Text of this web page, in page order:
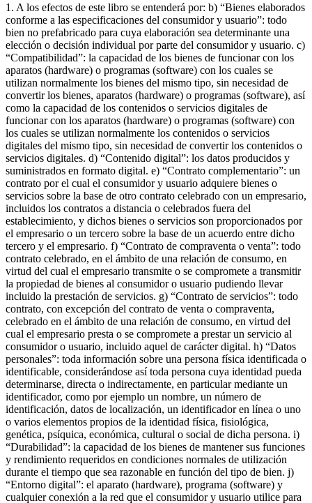
1. A los efectos de este libro se entenderá por: b) “Bienes elaborados
conforme a las especificaciones del consumidor y usuario”: todo
bien no prefabricado para cuya elaboración sea determinante una
elección o decisión individual por parte del consumidor y usuario. c)
“Compatibilidad”: la capacidad de los bienes de funcionar con los
aparatos (hardware) o programas (software) con los cuales se
utilizan normalmente los bienes del mismo tipo, sin necesidad de
convertir los bienes, aparatos (hardware) o programas (software), así
como la capacidad de los contenidos o servicios digitales de
funcionar con los aparatos (hardware) o programas (software) con
los cuales se utilizan normalmente los contenidos o servicios
digitales del mismo tipo, sin necesidad de convertir los contenidos o
servicios digitales. d) “Contenido digital”: los datos producidos y
suministrados en formato digital. e) “Contrato complementario”: un
contrato por el cual el consumidor y usuario adquiere bienes o
servicios sobre la base de otro contrato celebrado con un empresario,
incluidos los contratos a distancia o celebrados fuera del
establecimiento, y dichos bienes o servicios son proporcionados por
el empresario o un tercero sobre la base de un acuerdo entre dicho
tercero y el empresario. f) “Contrato de compraventa o venta”: todo
contrato celebrado, en el ámbito de una relación de consumo, en
virtud del cual el empresario transmite o se compromete a transmitir
la propiedad de bienes al consumidor o usuario pudiendo llevar
incluido la prestación de servicios. g) “Contrato de servicios”: todo
contrato, con excepción del contrato de venta o compraventa,
celebrado en el ámbito de una relación de consumo, en virtud del
cual el empresario presta o se compromete a prestar un servicio al
consumidor o usuario, incluido aquel de carácter digital. h) “Datos
personales”: toda información sobre una persona física identificada o
identificable, considerándose así toda persona cuya identidad pueda
determinarse, directa o indirectamente, en particular mediante un
identificador, como por ejemplo un nombre, un número de
identificación, datos de localización, un identificador en línea o uno
o varios elementos propios de la identidad física, fisiológica,
genética, psíquica, económica, cultural o social de dicha persona. i)
“Durabilidad”: la capacidad de los bienes de mantener sus funciones
y rendimiento requeridos en condiciones normales de utilización
durante el tiempo que sea razonable en función del tipo de bien. j)
“Entorno digital”: el aparato (hardware), programa (software) y
cualquier conexión a la red que el consumidor y usuario utilice para